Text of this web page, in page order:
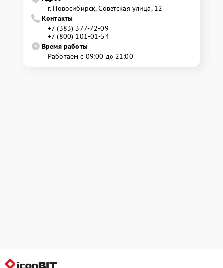
г. Новосибирск, Советская улица, 12
Контакты
+7 (383) 377-72-09
+7 (800) 101-01-54
Время работы
Работаем с 09:00 до 21:00